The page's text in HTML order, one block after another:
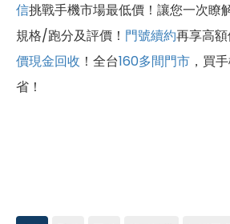
信挑戰手機市場最低價！讓您一次瞭
規格/跑分及評價！ 門號續約再享高
價現金回收 ！全台160多間門市 ，買
省！